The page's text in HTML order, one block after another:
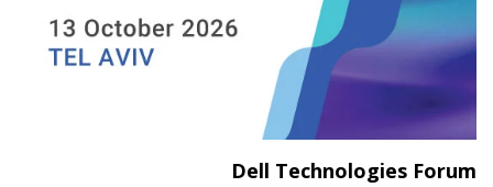
Dell Technologies Forum